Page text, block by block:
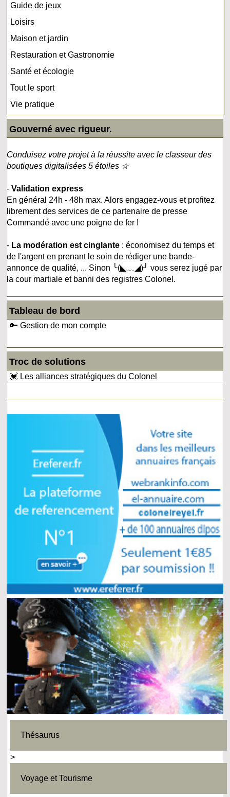
Guide de jeux
Loisirs
Maison et jardin
Restauration et Gastronomie
Santé et écologie
Tout le sport
Vie pratique
Gouverné avec rigueur.
Conduisez votre projet à la réussite avec le classeur des
boutiques digitalisées 5 étoiles ☆
-Validation express
En général 24h - 48h max. Alors engagez-vous et profitez
librement des services de ce partenaire de presse
Commandé avec une poigne de fer !
- La modération est cinglante : économisez du temps et
de l'argent en prenant le soin de rédiger une bande-
annonce de qualité, ... Sinon ╰(◣﹏◢)╯ vous serez jugé par
la cour martiale et banni des registres Colonel.
Tableau de bord
🔑 Gestion de mon compte
Troc de solutions
💓 Les alliances stratégiques du Colonel
Thésaurus
>
Voyage et Tourisme